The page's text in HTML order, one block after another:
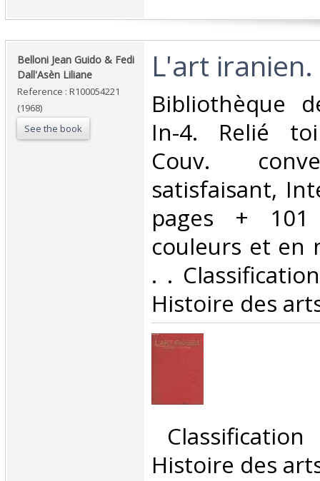
‎Belloni Jean Guido & Fedi
Dall'Asèn Liliane‎
Reference : R100054221
(1968)
See the book
‎L'art iranien.‎
‎Bibliothèque
In-4. Relié
Couv.
satisfaisant,
pages +
couleurs et en
. .
Histoire des
Histoire des